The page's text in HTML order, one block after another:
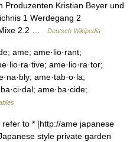
Produzenten Kristian Beyer und
1 Werdegang 2
Mixe 2.2 …
Deutsch Wikipedia
ame; ame·lio·rant;
ame·lio·ra·tor;
ame·tab·o·la;
ame·ba·cide;
to * [http://ame japanese
style private garden